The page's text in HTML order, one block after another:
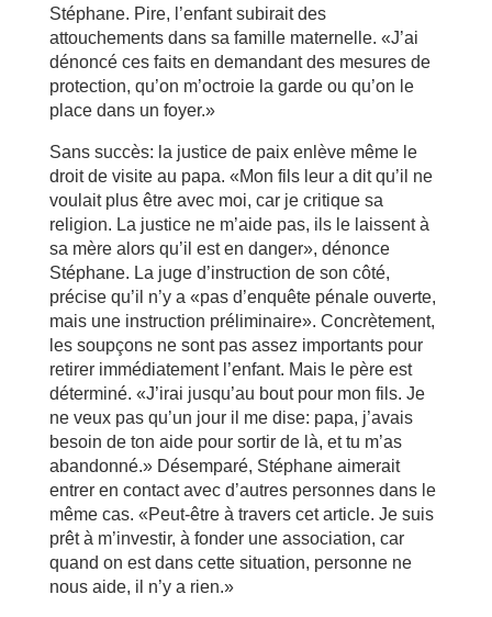
Stéphane. Pire, l’enfant subirait des
attouchements dans sa famille maternelle. «J’ai
dénoncé ces faits en demandant des mesures de
protection, qu’on m’octroie la garde ou qu’on le
place dans un foyer.»
Sans succès: la justice de paix enlève même le
droit de visite au papa. «Mon fils leur a dit qu’il ne
voulait plus être avec moi, car je critique sa
religion. La justice ne m’aide pas, ils le laissent à
sa mère alors qu’il est en danger», dénonce
Stéphane. La juge d’instruction de son côté,
précise qu’il n’y a «pas d’enquête pénale ouverte,
mais une instruction préliminaire». Concrètement,
les soupçons ne sont pas assez importants pour
retirer immédiatement l’enfant. Mais le père est
déterminé. «J’irai jusqu’au bout pour mon fils. Je
ne veux pas qu’un jour il me dise: papa, j’avais
besoin de ton aide pour sortir de là, et tu m’as
abandonné.» Désemparé, Stéphane aimerait
entrer en contact avec d’autres personnes dans le
même cas. «Peut-être à travers cet article. Je suis
prêt à m’investir, à fonder une association, car
quand on est dans cette situation, personne ne
nous aide, il n’y a rien.»